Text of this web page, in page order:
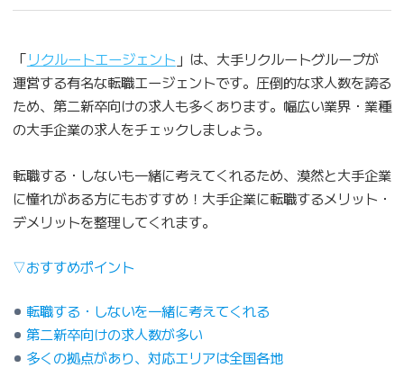
「リクルートエージェント 」は、大手リクルートグループが
運営する有名な転職エージェントです。圧倒的な求人数を誇る
ため、第二新卒向けの求人も多くあります。幅広い業界・業種
の大手企業の求人をチェックしましょう。
転職する・しないも一緒に考えてくれるため、漠然と大手企業
に憧れがある方にもおすすめ！大手企業に転職するメリット・
デメリットを整理してくれます。
▽おすすめポイント
転職する・しないを一緒に考えてくれる
第二新卒向けの求人数が多い
多くの拠点があり、対応エリアは全国各地